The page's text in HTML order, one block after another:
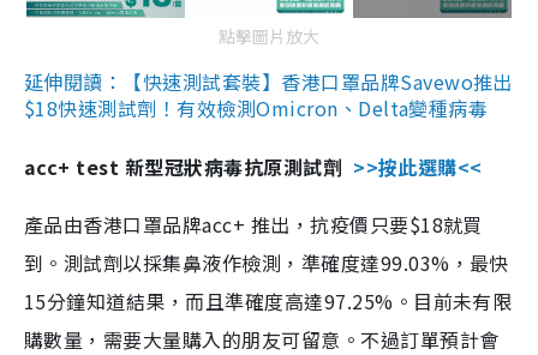
點擊圖片放大
延伸閱讀：【快速測試套裝】香港口罩品牌Savewo推出
$18快速測試劑！有效檢測Omicron、Delta變種病毒
acc+ test 新型冠狀病毒抗原測試劑 >>按此選購<<
產品由香港口罩品牌acc+ 推出，抗疫價只要$18就買
到。測試劑以採集鼻液作檢測，準確度達99.03%，最快
15分鐘知道結果，而且準確度高達97.25%。目前未有限
購數量，需要大量購入的朋友可留意。不過訂單預計會